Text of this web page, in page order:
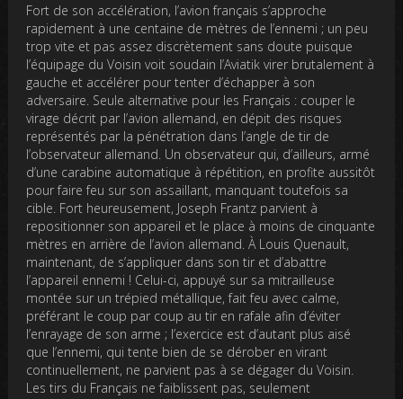
Fort de son accélération, l’avion français s’approche
rapidement à une centaine de mètres de l’ennemi ; un peu
trop vite et pas assez discrètement sans doute puisque
l’équipage du Voisin voit soudain l’Aviatik virer brutalement à
gauche et accélérer pour tenter d’échapper à son
adversaire. Seule alternative pour les Français : couper le
virage décrit par l’avion allemand, en dépit des risques
représentés par la pénétration dans l’angle de tir de
l’observateur allemand. Un observateur qui, d’ailleurs, armé
d’une carabine automatique à répétition, en profite aussitôt
pour faire feu sur son assaillant, manquant toutefois sa
cible. Fort heureusement, Joseph Frantz parvient à
repositionner son appareil et le place à moins de cinquante
mètres en arrière de l’avion allemand. À Louis Quenault,
maintenant, de s’appliquer dans son tir et d’abattre
l’appareil ennemi ! Celui-ci, appuyé sur sa mitrailleuse
montée sur un trépied métallique, fait feu avec calme,
préférant le coup par coup au tir en rafale afin d’éviter
l’enrayage de son arme ; l’exercice est d’autant plus aisé
que l’ennemi, qui tente bien de se dérober en virant
continuellement, ne parvient pas à se dégager du Voisin.
Les tirs du Français ne faiblissent pas, seulement